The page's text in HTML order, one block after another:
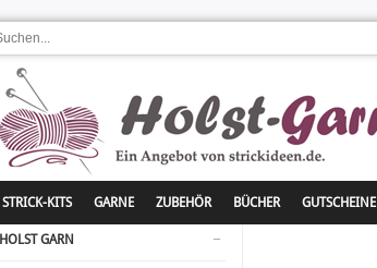
STRICK-KITS GARNE ZUBEHÖR BÜCHER GUTSCHEINE
HOLST GARN